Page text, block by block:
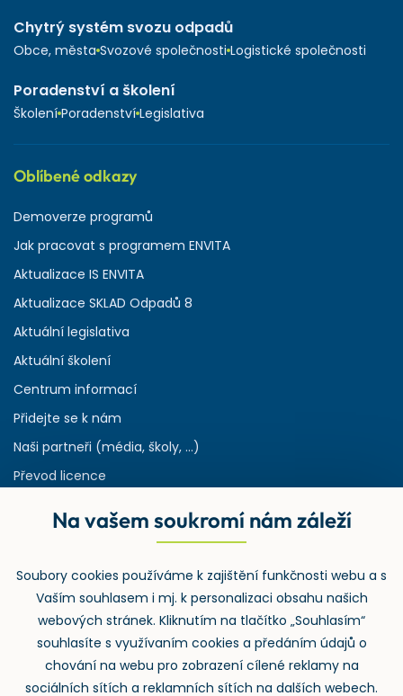
Chytrý systém svozu odpadů
Obce, města Svozové společnosti Logistické společnosti
Poradenství a školení
Školení Poradenství Legislativa
Oblíbené odkazy
Demoverze programů
Jak pracovat s programem ENVITA
Aktualizace IS ENVITA
Aktualizace SKLAD Odpadů 8
Aktuální legislativa
Aktuální školení
Centrum informací
Přidejte se k nám
Naši partneři (média, školy, ...)
Převod licence
Rejstřík používaných zkratek v odpadech
Zpětný odběr
Na vašem soukromí nám záleží
Soubory cookies používáme k zajištění funkčnosti webu a s
Vaším souhlasem i mj. k personalizaci obsahu našich
webových stránek. Kliknutím na tlačítko „Souhlasím“
souhlasíte s využívaním cookies a předáním údajů o
chování na webu pro zobrazení cílené reklamy na
sociálních sítích a reklamních sítích na dalších webech.